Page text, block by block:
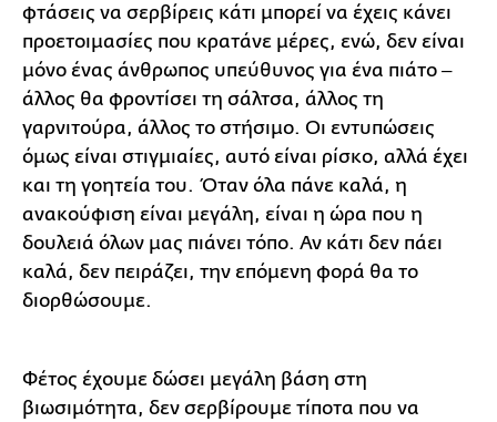
φτάσεις να σερβίρεις κάτι μπορεί να έχεις κάνει
προετοιμασίες που κρατάνε μέρες, ενώ, δεν είναι
μόνο ένας άνθρωπος υπεύθυνος για ένα πιάτο ‒
άλλος θα φροντίσει τη σάλτσα, άλλος τη
γαρνιτούρα, άλλος το στήσιμο. Οι εντυπώσεις
όμως είναι στιγμιαίες, αυτό είναι ρίσκο, αλλά έχει
και τη γοητεία του. Όταν όλα πάνε καλά, η
ανακούφιση είναι μεγάλη, είναι η ώρα που η
δουλειά όλων μας πιάνει τόπο. Αν κάτι δεν πάει
καλά, δεν πειράζει, την επόμενη φορά θα το
διορθώσουμε.
Φέτος έχουμε δώσει μεγάλη βάση στη
βιωσιμότητα, δεν σερβίρουμε τίποτα που να